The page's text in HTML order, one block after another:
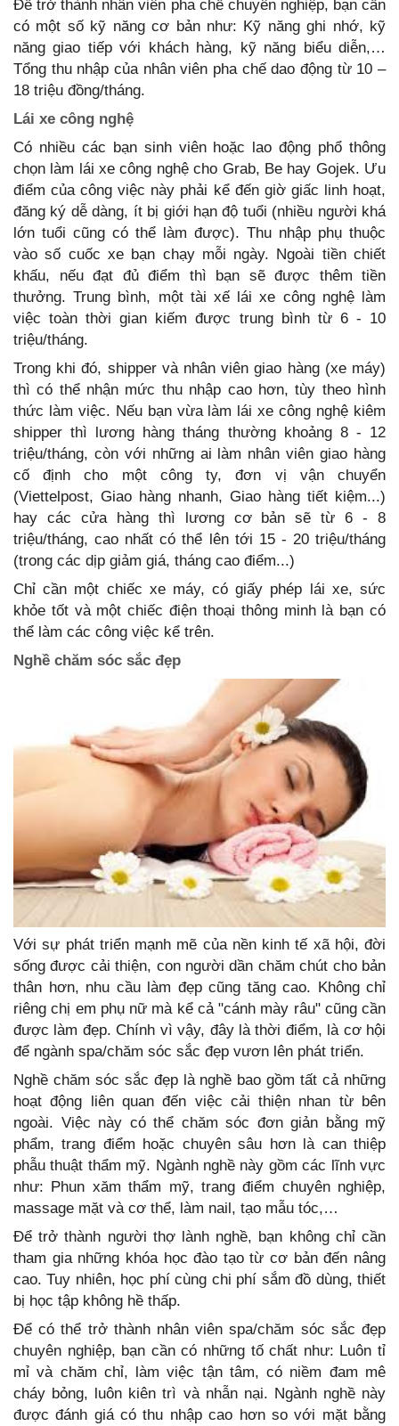
Để trở thành nhân viên pha chế chuyên nghiệp, bạn cần
có một số kỹ năng cơ bản như: Kỹ năng ghi nhớ, kỹ
năng giao tiếp với khách hàng, kỹ năng biểu diễn,…
Tổng thu nhập của nhân viên pha chế dao động từ 10 –
18 triệu đồng/tháng.
Lái xe công nghệ
Có nhiều các bạn sinh viên hoặc lao động phổ thông
chọn làm lái xe công nghệ cho Grab, Be hay Gojek. Ưu
điểm của công việc này phải kể đến giờ giấc linh hoạt,
đăng ký dễ dàng, ít bị giới hạn độ tuổi (nhiều người khá
lớn tuổi cũng có thể làm được). Thu nhập phụ thuộc
vào số cuốc xe bạn chạy mỗi ngày. Ngoài tiền chiết
khấu, nếu đạt đủ điểm thì bạn sẽ được thêm tiền
thưởng. Trung bình, một tài xế lái xe công nghệ làm
việc toàn thời gian kiếm được trung bình từ 6 - 10
triệu/tháng.
Trong khi đó, shipper và nhân viên giao hàng (xe máy)
thì có thể nhận mức thu nhập cao hơn, tùy theo hình
thức làm việc. Nếu bạn vừa làm lái xe công nghệ kiêm
shipper thì lương hàng tháng thường khoảng 8 - 12
triệu/tháng, còn với những ai làm nhân viên giao hàng
cố định cho một công ty, đơn vị vận chuyển
(Viettelpost, Giao hàng nhanh, Giao hàng tiết kiệm...)
hay các cửa hàng thì lương cơ bản sẽ từ 6 - 8
triệu/tháng, cao nhất có thể lên tới 15 - 20 triệu/tháng
(trong các dịp giảm giá, tháng cao điểm...)
Chỉ cần một chiếc xe máy, có giấy phép lái xe, sức
khỏe tốt và một chiếc điện thoại thông minh là bạn có
thể làm các công việc kể trên.
Nghề chăm sóc sắc đẹp
Với sự phát triển mạnh mẽ của nền kinh tế xã hội, đời
sống được cải thiện, con người dần chăm chút cho bản
thân hơn, nhu cầu làm đẹp cũng tăng cao. Không chỉ
riêng chị em phụ nữ mà kể cả "cánh mày râu" cũng cần
được làm đẹp. Chính vì vậy, đây là thời điểm, là cơ hội
để ngành spa/chăm sóc sắc đẹp vươn lên phát triển.
Nghề chăm sóc sắc đẹp là nghề bao gồm tất cả những
hoạt động liên quan đến việc cải thiện nhan từ bên
ngoài. Việc này có thể chăm sóc đơn giản bằng mỹ
phẩm, trang điểm hoặc chuyên sâu hơn là can thiệp
phẫu thuật thẩm mỹ. Ngành nghề này gồm các lĩnh vực
như: Phun xăm thẩm mỹ, trang điểm chuyên nghiệp,
massage mặt và cơ thể, làm nail, tạo mẫu tóc,…
Để trở thành người thợ lành nghề, bạn không chỉ cần
tham gia những khóa học đào tạo từ cơ bản đến nâng
cao. Tuy nhiên, học phí cùng chi phí sắm đồ dùng, thiết
bị học tập không hề thấp.
Để có thể trở thành nhân viên spa/chăm sóc sắc đẹp
chuyên nghiệp, bạn cần có những tố chất như: Luôn tỉ
mỉ và chăm chỉ, làm việc tận tâm, có niềm đam mê
cháy bỏng, luôn kiên trì và nhẫn nại. Ngành nghề này
được đánh giá có thu nhập cao hơn so với mặt bằng